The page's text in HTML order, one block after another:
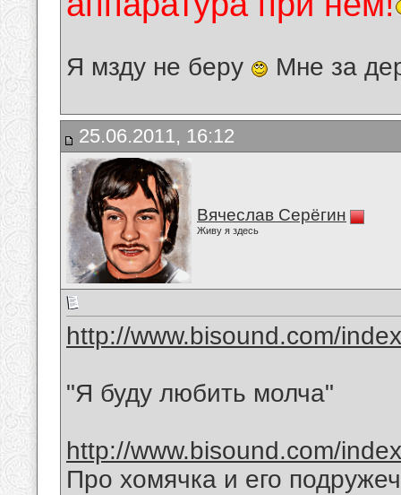
Я мзду не беру Мне за
25.06.2011, 16:12
Вячеслав Серёгин
Живу я здесь
http://www.bisound.com/
"Я буду любить молча"
http://www.bisound.com/
Про хомячка и его